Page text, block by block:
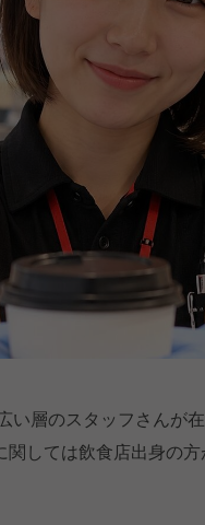
層のスタッフさんが在
しては飲食店出身の